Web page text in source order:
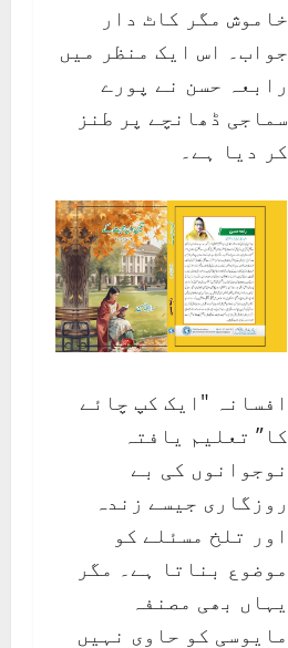
خاموش مگر کاٹ دار
جواب۔ اس ایک منظر میں
رابعہ حسن نے پورے
سماجی ڈھانچے پر طنز
کر دیا ہے۔
افسانہ "ایک کپ چائے
کا” تعلیم یافتہ
نوجوانوں کی بے
روزگاری جیسے زندہ
اور تلخ مسئلے کو
موضوع بناتا ہے۔ مگر
یہاں بھی مصنفہ
مایوسی کو حاوی نہیں